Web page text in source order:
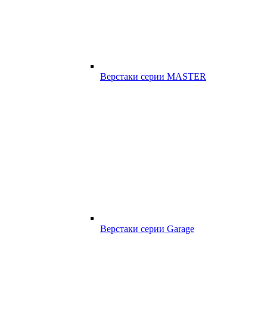
Верстаки серии MASTER
Верстаки серии Garage